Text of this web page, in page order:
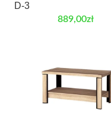
D-3
889,00zł